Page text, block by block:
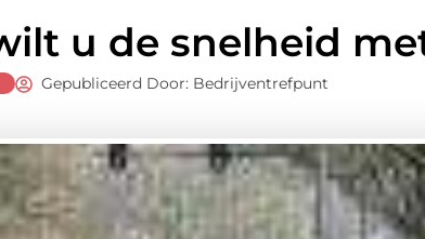
u de snelheid
Gepubliceerd Door: Bedrijventrefpunt